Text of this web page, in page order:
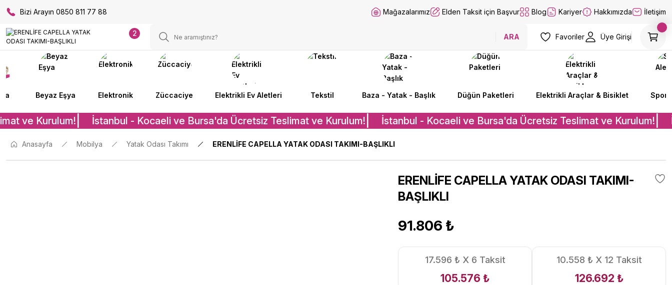
Bizi Arayın 0850 811 77 88 Mağazalarımız Elden Taksit için Başvur Blog Kariyer Hakkımızda İletişim
2 ARA Favoriler Üye Girişi
Beyaz Eşya Elektronik Züccaciye Elektrikli Ev Aletleri Tekstil Baza - Yatak - Başlık Düğün Paketleri Elektrikli Araçlar & Bisiklet Spor
ve Kurulum! İstanbul - Kocaeli ve Bursa'da Ücretsiz Teslimat ve Kurulum! İstanbul - Kocaeli ve Bursa'da Ücretsiz Teslimat ve Kurulum!
Anasayfa Mobilya Yatak Odası Takımı ERENLİFE CAPELLA YATAK ODASI TAKIMI-BAŞLIKLI
ERENLİFE CAPELLA YATAK ODASI TAKIMI-
BAŞLIKLI
91.806 ₺
17.596 ₺ X 6 Taksit
105.576 ₺
10.558 ₺ X 12 Taksit
126.692 ₺